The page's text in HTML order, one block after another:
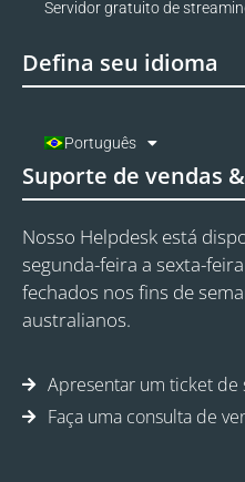
Servidor gratuito de
Defina seu idioma
Português
Suporte de vendas &
Nosso Helpdesk está
segunda-feira a sexta-feira
fechados nos fins de
australianos.
Apresentar um ticket de
Faça uma consulta de